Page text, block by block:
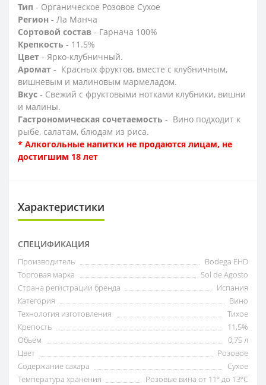
Тип - Органическое Розовое Сухое
Регион - Ла Манча
Сортовой состав - Гарнача 100%
Крепкость - 11.5%
Цвет - Ярко-клубничный.
Аромат - Красных фруктов, вместе с клубничным,
вишневым и малиновым мармеладом.
Вкус - Свежий с фруктовыми нотками клубники, вишни
и малины.
Гастрономическая сочетаемость - Вино подходит к
рыбе, салатам, блюдам из риса.
* Алкогольные напитки не продаются лицам, не
достигшим 18 лет
Характеристики
СПЕЦИФИКАЦИЯ
Производитель
Bodega EHD
Торговая марка
Sol de Agosto
Страна регистрации бренда
Испания
Категория
Вино
Технология изготовления
Тихое
Крепость
11,5%
Обьем
0,75 л
Цвет
Розовое
Содержание сахара
Сухое
Температура хранения
Розовые вина от 11º до 13ºC